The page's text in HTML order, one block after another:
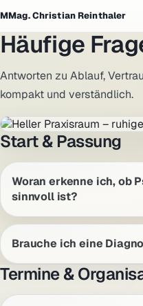
MMag. Christian Reinthaler
Angebot
Ablauf & Kosten
Praxis
DE
Häufige
Antworten zu Ablauf,
kompakt und verständlich.
Start & Passung
Woran erkenne ich, ob
sinnvoll ist?
Brauche ich eine
Termine &